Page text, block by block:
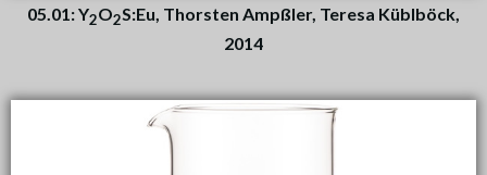
05.01: Y2O2S:Eu, Thorsten Ampßler, Teresa Küblböck,
2014